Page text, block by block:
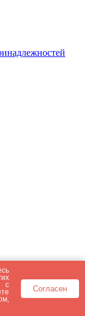
с
Согласен